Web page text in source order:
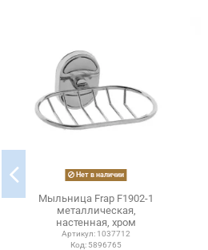
Нет в наличии
Мыльница Frap F1902-1
металлическая,
настенная, хром
Артикул: 1037712
Код: 5896765